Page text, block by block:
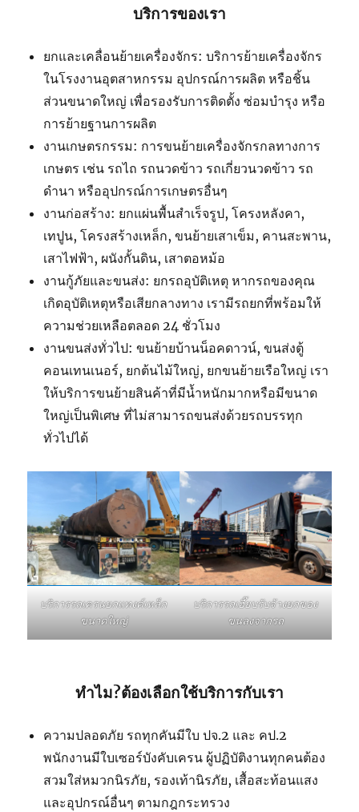
บริการของเรา
ยกและเคลื่อนย้ายเครื่องจักร: บริการย้ายเครื่องจักร
ในโรงงานอุตสาหกรรม อุปกรณ์การผลิต หรือชิ้น
ส่วนขนาดใหญ่ เพื่อรองรับการติดตั้ง ซ่อมบำรุง หรือ
การย้ายฐานการผลิต
งานเกษตรกรรม: การขนย้ายเครื่องจักรกลทางการ
เกษตร เช่น รถไถ รถนวดข้าว รถเกี่ยวนวดข้าว รถ
ดำนา หรืออุปกรณ์การเกษตรอื่นๆ
งานก่อสร้าง: ยกแผ่นพื้นสำเร็จรูป, โครงหลังคา,
เทปูน, โครงสร้างเหล็ก, ขนย้ายเสาเข็ม, คานสะพาน,
เสาไฟฟ้า, ผนังกั้นดิน, เสาตอหม้อ
งานกู้ภัยและขนส่ง: ยกรถอุบัติเหตุ หากรถของคุณ
เกิดอุบัติเหตุหรือเสียกลางทาง เรามีรถยกที่พร้อมให้
ความช่วยเหลือตลอด 24 ชั่วโมง
งานขนส่งทั่วไป: ขนย้ายบ้านน็อคดาวน์, ขนส่งตู้
คอนเทนเนอร์, ยกต้นไม้ใหญ่, ยกขนย้ายเรือใหญ่ เรา
ให้บริการขนย้ายสินค้าที่มีน้ำหนักมากหรือมีขนาด
ใหญ่เป็นพิเศษ ที่ไม่สามารถขนส่งด้วยรถบรรทุก
ทั่วไปได้
บริการรถเครนยกแทงค์เหล็ก
ขนาดใหญ่
บริการรถเฮี๊ยบรับจ้างยกของ
ขนลงจากรถ
ทำไม?ต้องเลือกใช้บริการกับเรา
ความปลอดภัย รถทุกคันมีใบ ปจ.2 และ คป.2
พนักงานมีใบเซอร์บังคับเครน ผู้ปฏิบัติงานทุกคนต้อง
สวมใส่หมวกนิรภัย, รองเท้านิรภัย, เสื้อสะท้อนแสง
และอุปกรณ์อื่นๆ ตามกฎกระทรวง